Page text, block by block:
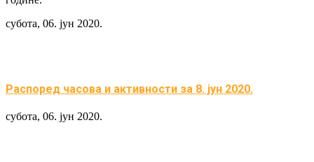
субота, 06. јун 2020.
Распоред часова и активности за 8. јун 2020.
субота, 06. јун 2020.